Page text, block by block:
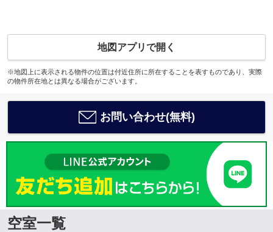
地図アプリで開く
※地図上に表示される物件の位置は付近住所に所在することを表すものであり、実際
の物件所在地とは異なる場合がございます。
お問い合わせ(無料)
空室一覧